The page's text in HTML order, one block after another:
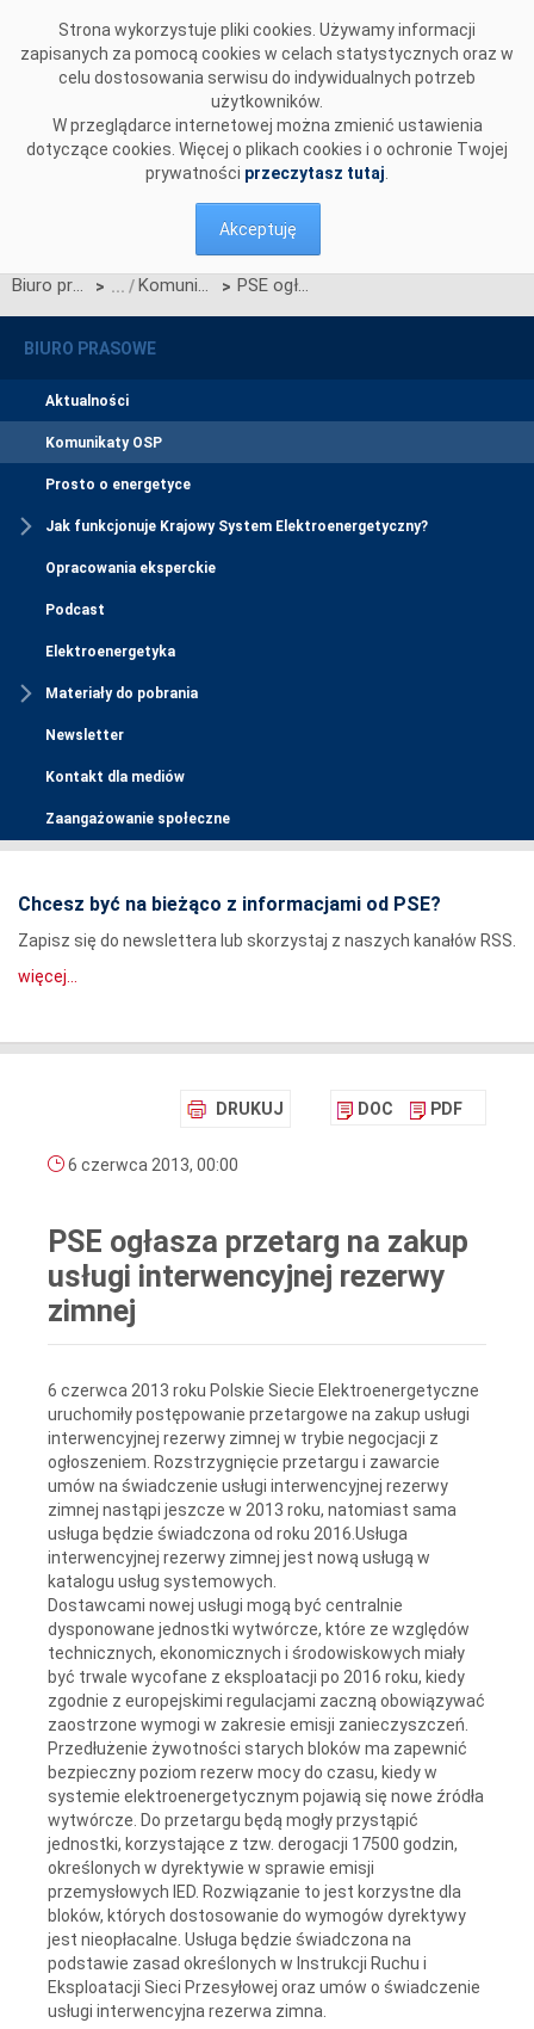
Strona wykorzystuje pliki cookies. Używamy informacji
zapisanych za pomocą cookies w celach statystycznych oraz w
celu dostosowania serwisu do indywidualnych potrzeb
użytkowników.
W przeglądarce internetowej można zmienić ustawienia
dotyczące cookies. Więcej o plikach cookies i o ochronie Twojej
prywatności przeczytasz tutaj
Akceptuję
Biuro prasowe > Komunikaty OSP > PSE ogłasza przetarg na zakup usługi interwencyjnej rezerwy zimnej
BIURO PRASOWE
Aktualności
Komunikaty OSP
Prosto o energetyce
Jak funkcjonuje Krajowy System Elektroenergetyczny?
Opracowania eksperckie
Podcast
Elektroenergetyka
Materiały do pobrania
Newsletter
Kontakt dla mediów
Zaangażowanie społeczne
Chcesz być na bieżąco z informacjami od PSE?
Zapisz się do newslettera lub skorzystaj z naszych kanałów RSS.
więcej...
DRUKUJ DOC PDF
6 czerwca 2013, 00:00
PSE ogłasza przetarg na zakup
usługi interwencyjnej rezerwy
zimnej
6 czerwca 2013 roku Polskie Siecie Elektroenergetyczne
uruchomiły postępowanie przetargowe na zakup usługi
interwencyjnej rezerwy zimnej w trybie negocjacji z
ogłoszeniem. Rozstrzygnięcie przetargu i zawarcie
umów na świadczenie usługi interwencyjnej rezerwy
zimnej nastąpi jeszcze w 2013 roku, natomiast sama
usługa będzie świadczona od roku 2016.Usługa
interwencyjnej rezerwy zimnej jest nową usługą w
katalogu usług systemowych.
Dostawcami nowej usługi mogą być centralnie
dysponowane jednostki wytwórcze, które ze względów
technicznych, ekonomicznych i środowiskowych miały
być trwale wycofane z eksploatacji po 2016 roku, kiedy
zgodnie z europejskimi regulacjami zaczną obowiązywać
zaostrzone wymogi w zakresie emisji zanieczyszczeń.
Przedłużenie żywotności starych bloków ma zapewnić
bezpieczny poziom rezerw mocy do czasu, kiedy w
systemie elektroenergetycznym pojawią się nowe źródła
wytwórcze. Do przetargu będą mogły przystąpić
jednostki, korzystające z tzw. derogacji 17500 godzin,
określonych w dyrektywie w sprawie emisji
przemysłowych IED. Rozwiązanie to jest korzystne dla
bloków, których dostosowanie do wymogów dyrektywy
jest nieopłacalne. Usługa będzie świadczona na
podstawie zasad określonych w Instrukcji Ruchu i
Eksploatacji Sieci Przesyłowej oraz umów o świadczenie
usługi interwencyjna rezerwa zimna.